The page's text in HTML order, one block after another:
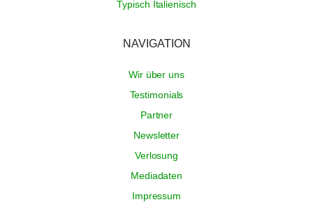
Typisch Italienisch
NAVIGATION
Wir über uns
Testimonials
Partner
Newsletter
Verlosung
Mediadaten
Impressum